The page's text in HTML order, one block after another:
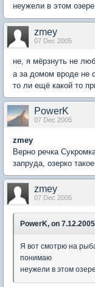
неужели в этом
zmey
07 Dec 2005
не, я мёрзнуть не
а за домом вроде не
то ли ещё какой то
PowerK
07 Dec 2005
zmey
Верно речка
запруда, озерко
zmey
07 Dec 2005
PowerK, on
Я вот смотрю на
понимаю
неужели в этом